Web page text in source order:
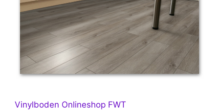
Vinylboden Onlineshop FWT